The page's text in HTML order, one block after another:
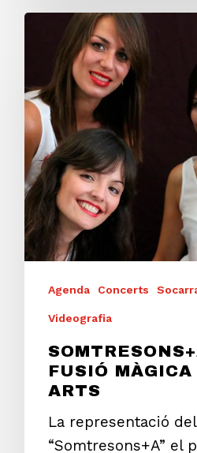
Agenda Concerts
Videografia
FUSIÓ
ARTS
La representació
“Somtresons+A” el